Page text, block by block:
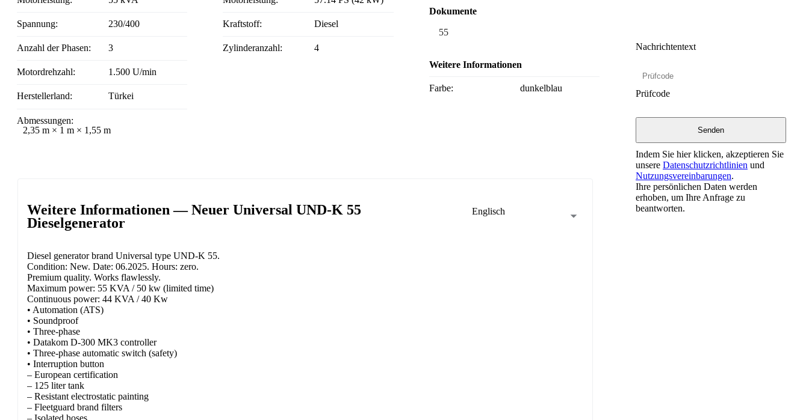
Spannung: 230/400
Anzahl der Phasen: 3
Motordrehzahl: 1.500 U/min
Herstellerland: Türkei
Abmessungen:
2,35 m × 1 m × 1,55 m
Kraftstoff: Diesel
Zylinderanzahl: 4
Dokumente
55
Weitere Informationen
Farbe: dunkelblau
Weitere Informationen — Neuer Universal UND-K 55
Dieselgenerator
Englisch
Diesel generator brand Universal type UND-K 55.
Condition: New. Date: 06.2025. Hours: zero.
Premium quality. Works flawlessly.
Maximum power: 55 KVA / 50 kw (limited time)
Continuous power: 44 KVA / 40 Kw
• Automation (ATS)
• Soundproof
• Three-phase
• Datakom D-300 MK3 controller
• Three-phase automatic switch (safety)
• Interruption button
– European certification
– 125 liter tank
– Resistant electrostatic painting
– Fleetguard brand filters
– Isolated hoses
Nachrichtentext
Prüfcode
Indem Sie hier klicken, akzeptieren Sie
unsere Datenschutzrichtlinien und
Nutzungsvereinbarungen.
Ihre persönlichen Daten werden
erhoben, um Ihre Anfrage zu
beantworten.